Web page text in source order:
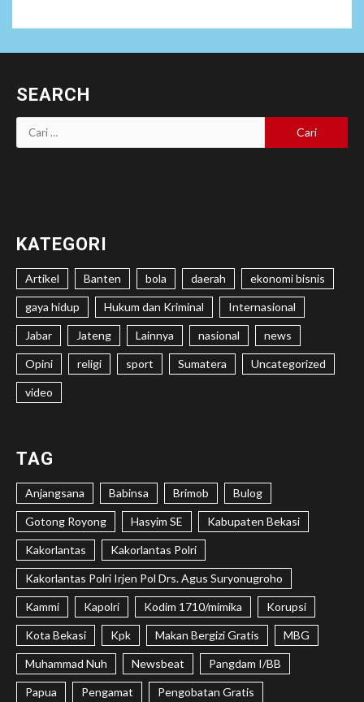
SEARCH
Cari
untuk:
KATEGORI
Artikel Banten bola daerah ekonomi bisnis
gaya hidup Hukum dan Kriminal Internasional
Jabar Jateng Lainnya nasional news
Opini religi sport Sumatera Uncategorized
video
TAG
Anjangsana Babinsa Brimob Bulog
Gotong Royong Hasyim SE Kabupaten Bekasi
Kakorlantas Kakorlantas Polri
Kakorlantas Polri Irjen Pol Drs. Agus Suryonugroho
Kammi Kapolri Kodim 1710/mimika Korupsi
Kota Bekasi Kpk Makan Bergizi Gratis MBG
Muhammad Nuh Newsbeat Pangdam I/BB
Papua Pengamat Pengobatan Gratis